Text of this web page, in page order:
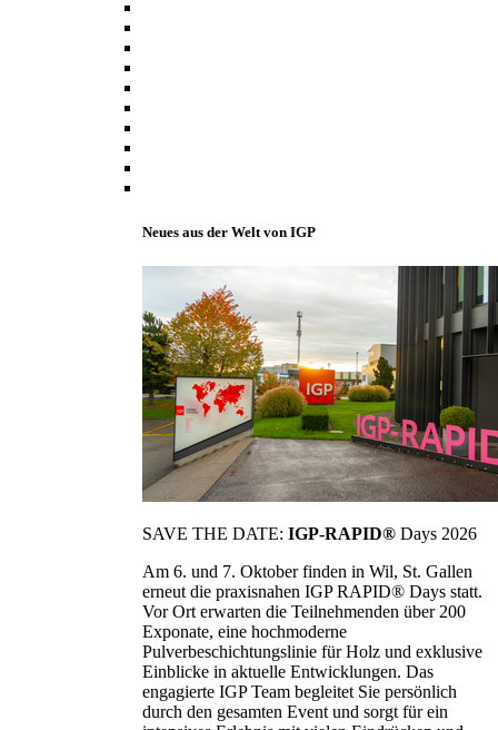
Neues aus der Welt von IGP
SAVE THE DATE: IGP-RAPID® Days 2026
Am 6. und 7. Oktober finden in Wil, St. Gallen
erneut die praxisnahen IGP RAPID® Days statt.
Vor Ort erwarten die Teilnehmenden über 200
Exponate, eine hochmoderne
Pulverbeschichtungslinie für Holz und exklusive
Einblicke in aktuelle Entwicklungen. Das
engagierte IGP Team begleitet Sie persönlich
durch den gesamten Event und sorgt für ein